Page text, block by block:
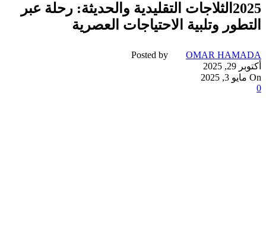
2025الثلاجات التقليدية والحديثة: رحلة عبر
التطور وتلبية الاحتياجات العصرية
Posted by
OMAR HAMADA
أكتوبر 29, 2025
On مايو 3, 2025
0